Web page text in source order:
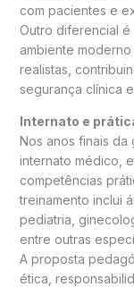
com pacientes e
Outro diferencial é
ambiente
realistas,
segurança clínica
Internato e
Nos anos finais da
internato médico,
competências
treinamento inclui
pediatria,
entre outras
A proposta
ética,